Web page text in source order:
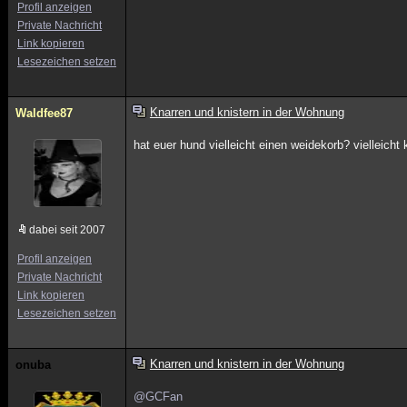
Profil anzeigen
Private Nachricht
Link kopieren
Lesezeichen setzen
Waldfee87
dabei seit 2007
Profil anzeigen
Private Nachricht
Link kopieren
Lesezeichen setzen
Knarren und knistern in der Wohnung
hat euer hund vielleicht einen weidekorb?
onuba Knarren und knistern in der Wohnung
@GCFan